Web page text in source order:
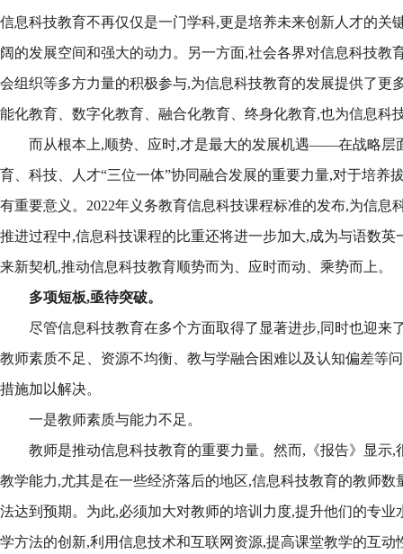
信息科技教育不再仅仅是一门学科,更是培养未来创新人才的关
阔的发展空间和强大的动力。另一方面,社会各界对信息科技教
会组织等多方力量的积极参与,为信息科技教育的发展提供了更
能化教育、数字化教育、融合化教育、终身化教育,也为信息科
而从根本上,顺势、应时,才是最大的发展机遇——在战略层
育、科技、人才“三位一体”协同融合发展的重要力量,对于培养
有重要意义。2022年义务教育信息科技课程标准的发布,为信息
推进过程中,信息科技课程的比重还将进一步加大,成为与语数英
来新契机,推动信息科技教育顺势而为、应时而动、乘势而上。
多项短板,亟待突破。
尽管信息科技教育在多个方面取得了显著进步,同时也迎来
教师素质不足、资源不均衡、教与学融合困难以及认知偏差等
措施加以解决。
一是教师素质与能力不足。
教师是推动信息科技教育的重要力量。然而,《报告》显示,
教学能力,尤其是在一些经济落后的地区,信息科技教育的教师数
法达到预期。为此,必须加大对教师的培训力度,提升他们的专业
学方法的创新,利用信息技术和互联网资源,提高课堂教学的互动